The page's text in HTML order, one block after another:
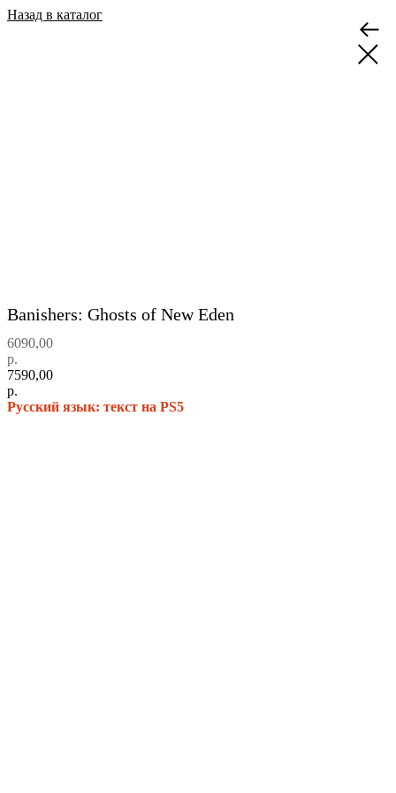
Назад в каталог
Banishers: Ghosts of New Eden
6090,00
р.
7590,00
р.
Русский язык: текст на PS5